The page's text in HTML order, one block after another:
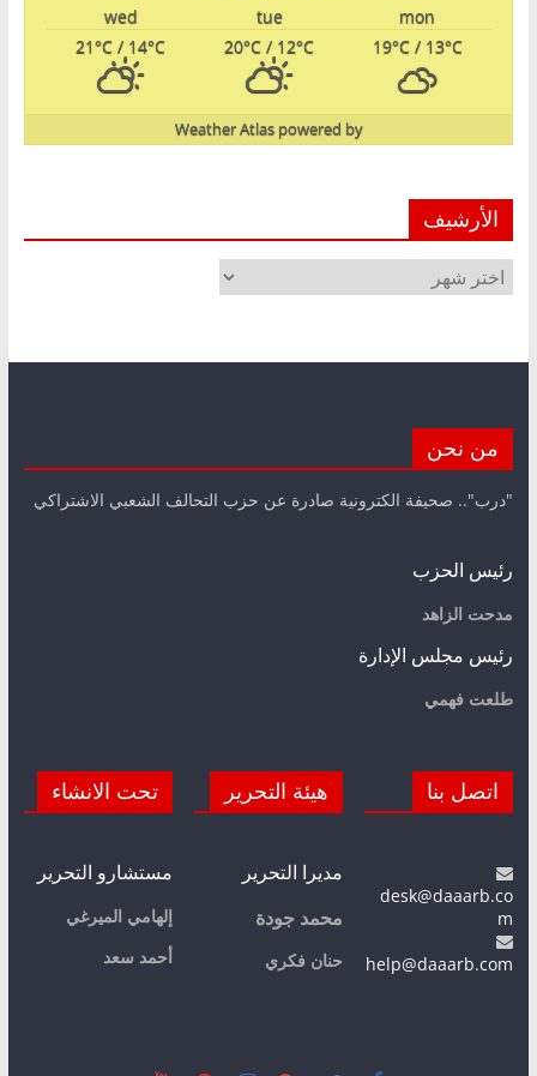
mon
tue
wed
19°C/ 13°C
20°C / 12°C
21°C / 14°C
powered by
Weather Atlas
الأرشيف
الأرشيف
من نحن
"درب".. صحيفة الكترونية صادرة عن حزب التحالف الشعبي الاشتراكي
رئيس الحزب
مدحت الزاهد
رئيس مجلس الإدارة
طلعت فهمي
اتصل بنا
desk@daaarb.co
m
help@daaarb.com
هيئة التحرير
مديرا التحرير
محمد جودة
حنان فكري
تحت الانشاء
مستشارو التحرير
إلهامي الميرغي
أحمد سعد